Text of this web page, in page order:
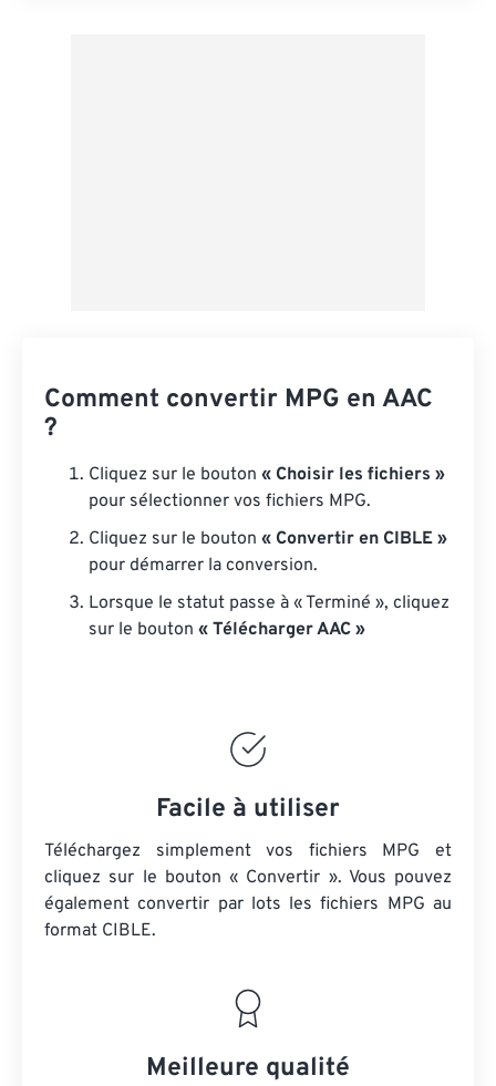
Comment convertir MPG en AAC
?
Cliquez sur le bouton « Choisir les fichiers »
pour sélectionner vos fichiers MPG.
Cliquez sur le bouton « Convertir en CIBLE »
pour démarrer la conversion.
Lorsque le statut passe à « Terminé », cliquez
sur le bouton « Télécharger AAC »
Facile à utiliser
Téléchargez simplement vos fichiers MPG et
cliquez sur le bouton « Convertir ». Vous pouvez
également convertir par lots les fichiers MPG au
format CIBLE.
Meilleure qualité